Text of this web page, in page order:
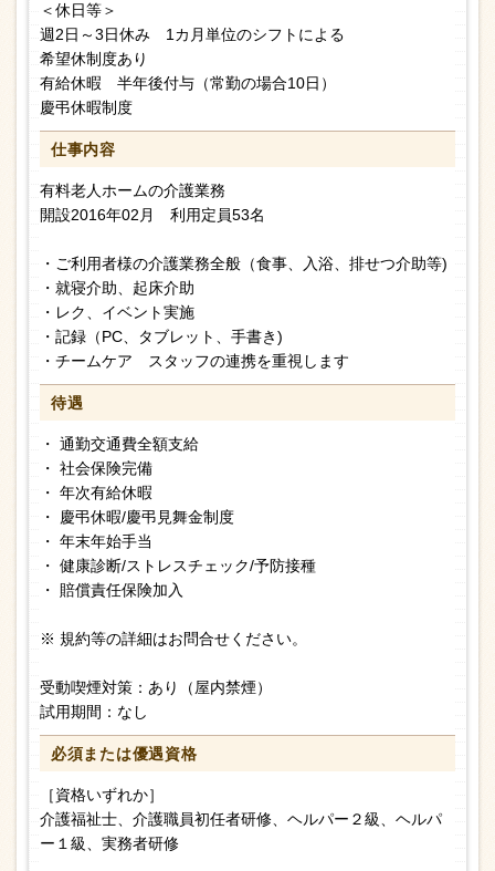
＜休日等＞
週2日～3日休み 1カ月単位のシフトによる
希望休制度あり
有給休暇 半年後付与（常勤の場合10日）
慶弔休暇制度
仕事内容
有料老人ホームの介護業務
開設2016年02月 利用定員53名
・ご利用者様の介護業務全般（食事、入浴、排せつ介助等)
・就寝介助、起床介助
・レク、イベント実施
・記録（PC、タブレット、手書き)
・チームケア スタッフの連携を重視します
待遇
・ 通勤交通費全額支給
・ 社会保険完備
・ 年次有給休暇
・ 慶弔休暇/慶弔見舞金制度
・ 年末年始手当
・ 健康診断/ストレスチェック/予防接種
・ 賠償責任保険加入
※ 規約等の詳細はお問合せください。
受動喫煙対策：あり（屋内禁煙）
試用期間：なし
必須または優遇資格
［資格いずれか］
介護福祉士、介護職員初任者研修、ヘルパー２級、ヘルパ
ー１級、実務者研修